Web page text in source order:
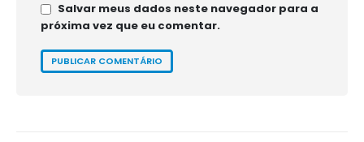
Salvar meus dados neste navegador para a
próxima vez que eu comentar.